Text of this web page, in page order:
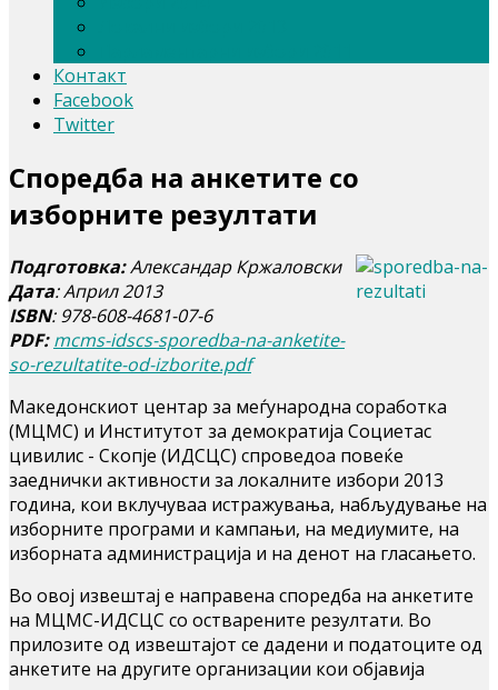
Контакт
Facebook
Twitter
Споредба на анкетите со
изборните резултати
Подготовка:Александар Кржаловски
Дата: Април 2013
ISBN: 978-608-4681-07-6
PDF:mcms-idscs-sporedba-na-anketite-
so-rezultatite-od-izborite.pdf
Македонскиот центар за меѓународна соработка
(МЦМС) и Институтот за демократија Социетас
цивилис - Скопје (ИДСЦС) спроведоа повеќе
заеднички активности за локалните избори 2013
година, кои вклучуваа истражувања, набљудување на
изборните програми и кампањи, на медиумите, на
изборната администрација и на денот на гласањето.
Во овој извештај е направена споредба на анкетите
на МЦМС-ИДСЦС со остварените резултати. Во
прилозите од извештајот се дадени и податоците од
анкетите на другите организации кои објавија